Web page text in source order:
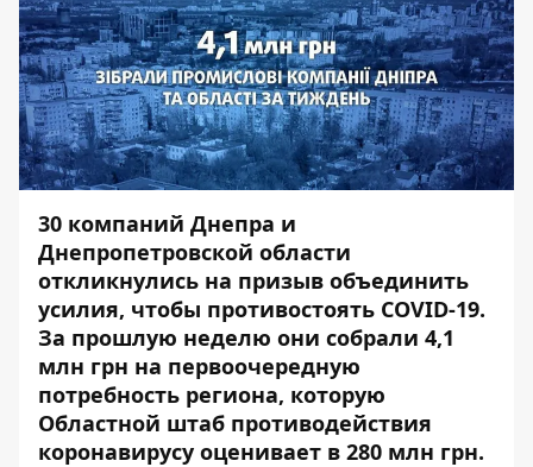
30 компаний Днепра и
Днепропетровской области
откликнулись на призыв объединить
усилия, чтобы противостоять COVID-19.
За прошлую неделю они собрали 4,1
млн грн на первоочередную
потребность региона, которую
Областной штаб противодействия
коронавирусу оценивает в 280 млн грн.